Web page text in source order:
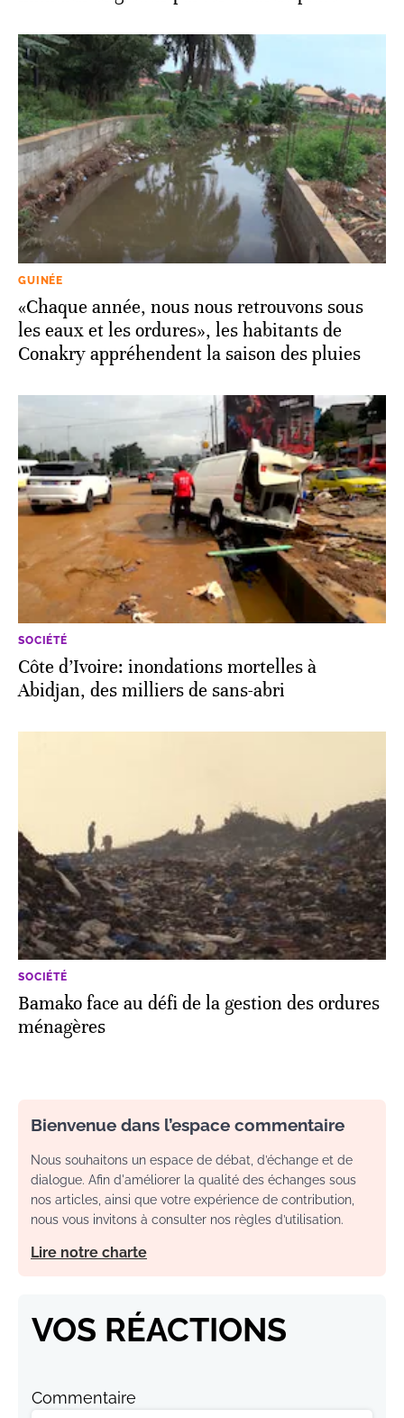
GUINÉE
«Chaque année, nous nous retrouvons sous
les eaux et les ordures», les habitants de
Conakry appréhendent la saison des pluies
SOCIÉTÉ
Côte d’Ivoire: inondations mortelles à
Abidjan, des milliers de sans-abri
SOCIÉTÉ
Bamako face au défi de la gestion des ordures
ménagères
Bienvenue dans l’espace commentaire
Nous souhaitons un espace de débat, d’échange et de
dialogue. Afin d'améliorer la qualité des échanges sous
nos articles, ainsi que votre expérience de contribution,
nous vous invitons à consulter nos règles d’utilisation.
Lire notre charte
VOS RÉACTIONS
Commentaire